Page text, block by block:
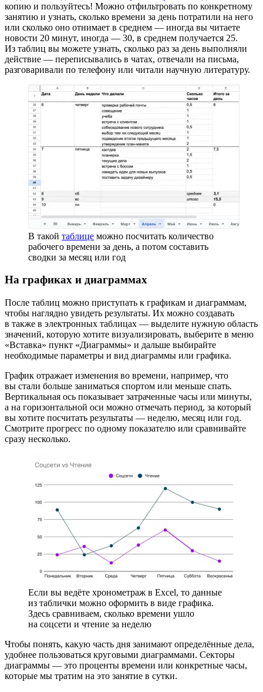
копию и пользуйтесь! Можно отфильтровать по конкретному
занятию и узнать, сколько времени за день потратили на него
или сколько оно отнимает в среднем — иногда вы читаете
новости 20 минут, иногда — 30, в среднем получается 25.
Из таблиц вы можете узнать, сколько раз за день выполняли
действие — переписывались в чатах, отвечали на письма,
разговаривали по телефону или читали научную литературу.
В такой таблице можно посчитать количество
рабочего времени за день, а потом составить
сводки за месяц или год
На графиках и диаграммах
После таблиц можно приступать к графикам и диаграммам,
чтобы наглядно увидеть результаты. Их можно создавать
в также в электронных таблицах — выделите нужную область
значений, которую хотите визуализировать, выберите в меню
«Вставка» пункт «Диаграммы» и дальше выбирайте
необходимые параметры и вид диаграммы или графика.
График отражает изменения во времени, например, что
вы стали больше заниматься спортом или меньше спать.
Вертикальная ось показывает затраченные часы или минуты,
а на горизонтальной оси можно отмечать период, за который
вы хотите посчитать результаты — неделю, месяц или год.
Смотрите прогресс по одному показателю или сравнивайте
сразу несколько.
Если вы ведёте хронометраж в Excel, то данные
из таблички можно оформить в виде графика.
Здесь сравниваем, сколько времени ушло
на соцсети и чтение за неделю
Чтобы понять, какую часть дня занимают определённые дела,
удобнее пользоваться круговыми диаграммами. Секторы
диаграммы — это проценты времени или конкретные часы,
которые мы тратим на это занятие в сутки.